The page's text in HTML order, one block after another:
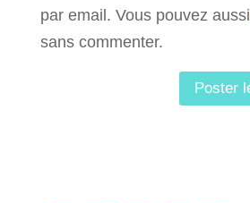
par email. Vous pouvez aussi
sans commenter.